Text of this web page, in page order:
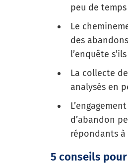
peu de
Le
des
l’enquête
La collecte
analysés en
d’abandon
répondants
5 conseils